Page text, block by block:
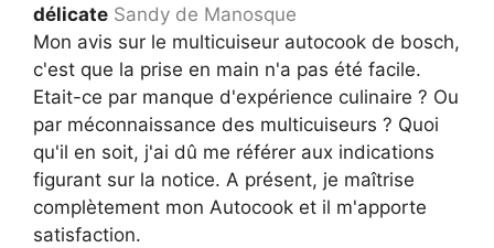
délicate Sandy de Manosque
Mon avis sur le multicuiseur autocook de bosch,
c'est que la prise en main n'a pas été facile.
Etait-ce par manque d'expérience culinaire ? Ou
par méconnaissance des multicuiseurs ? Quoi
qu'il en soit, j'ai dû me référer aux indications
figurant sur la notice. A présent, je maîtrise
complètement mon Autocook et il m'apporte
satisfaction.